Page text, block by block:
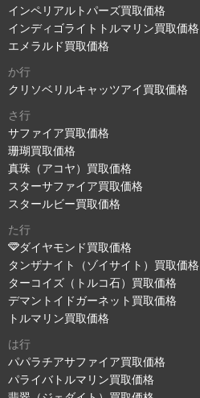
インペリアルトパーズ買取価格
インディゴライトトルマリン買取価格
エメラルド買取価格
か行
クリソベリルキャッツアイ買取価格
さ行
サファイア買取価格
珊瑚買取価格
真珠（アコヤ）買取価格
スターサファイア買取価格
スタールビー買取価格
た行
ダイヤモンド買取価格
タンザナイト（ゾイサイト）買取価格
ターコイズ（トルコ石）買取価格
デマントイドガーネット買取価格
トルマリン買取価格
は行
パパラチアサファイア買取価格
パライバトルマリン買取価格